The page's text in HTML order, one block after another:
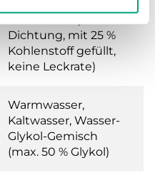
Dichtung, mit 25 %
Kohlenstoff gefüllt,
keine Leckrate)
Warmwasser,
Kaltwasser, Wasser-
Glykol-Gemisch
(max. 50 % Glykol)